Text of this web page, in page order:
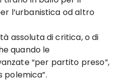
l’urbanistica od altro
assoluta di critica, o di
quando le
“per partito preso”,
polemica”.